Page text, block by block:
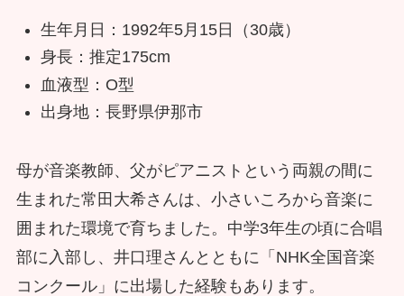
生年月日：1992年5月15日（30歳）
身長：推定175cm
血液型：O型
出身地：長野県伊那市
母が音楽教師、父がピアニストという両親の間に
生まれた常田大希さんは、小さいころから音楽に
囲まれた環境で育ちました。中学3年生の頃に合唱
部に入部し、井口理さんとともに「NHK全国音楽
コンクール」に出場した経験もあります。